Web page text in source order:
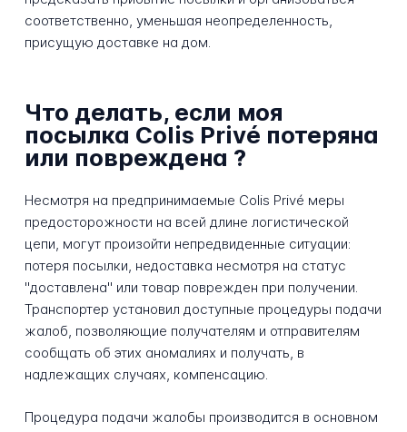
соответственно, уменьшая неопределенность,
присущую доставке на дом.
Что делать, если моя
посылка Colis Privé потеряна
или повреждена ?
Несмотря на предпринимаемые Colis Privé меры
предосторожности на всей длине логистической
цепи, могут произойти непредвиденные ситуации:
потеря посылки, недоставка несмотря на статус
"доставлена" или товар поврежден при получении.
Транспортер установил доступные процедуры подачи
жалоб, позволяющие получателям и отправителям
сообщать об этих аномалиях и получать, в
надлежащих случаях, компенсацию.
Процедура подачи жалобы производится в основном